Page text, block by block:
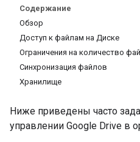
Содержание
Обзор
Доступ к файлам на Диске
Ограничения на количество
Синхронизация файлов
Хранилище
Ниже приведены часто
управлении Google Drive в